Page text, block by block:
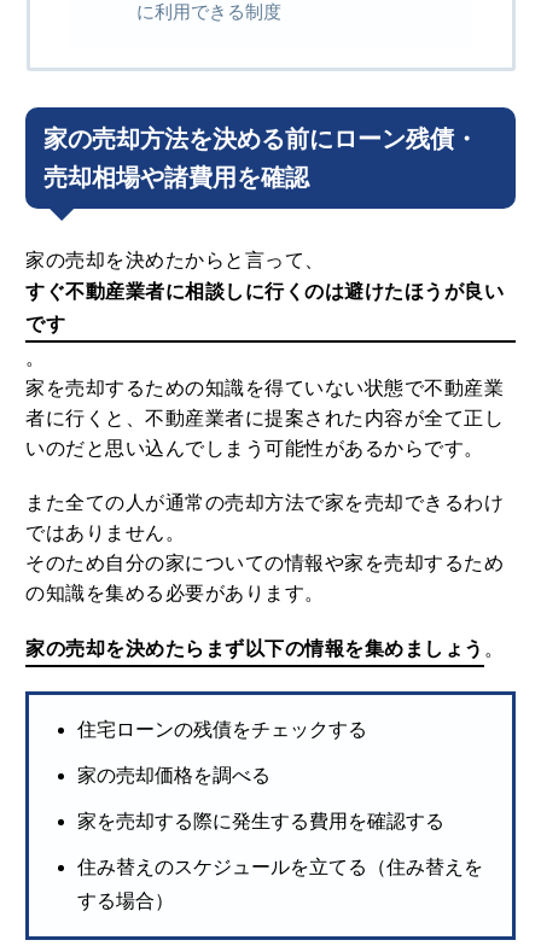
に利用できる制度
家の売却方法を決める前にローン残債・
売却相場や諸費用を確認
家の売却を決めたからと言って、
すぐ不動産業者に相談しに行くのは避けたほうが良い
です
。
家を売却するための知識を得ていない状態で不動産業
者に行くと、不動産業者に提案された内容が全て正し
いのだと思い込んでしまう可能性があるからです。
また全ての人が通常の売却方法で家を売却できるわけ
ではありません。
そのため自分の家についての情報や家を売却するため
の知識を集める必要があります。
家の売却を決めたらまず以下の情報を集めましょう 。
住宅ローンの残債をチェックする
家の売却価格を調べる
家を売却する際に発生する費用を確認する
住み替えのスケジュールを立てる（住み替えを
する場合）